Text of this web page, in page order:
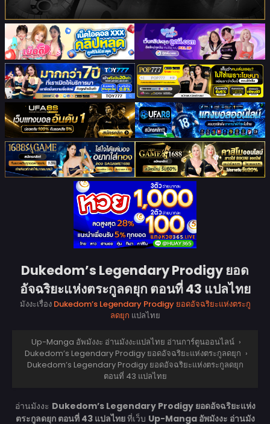
Dukedom’s Legendary Prodigy ยอด
อัจฉริยะแห่งตระกูลดยุก ตอนที่ 43 แปลไทย
มังงะเรื่อง Dukedom’s Legendary Prodigy ยอดอัจฉริยะแห่งตระกู
ลดยุก แปลไทย
Up-Manga อัพมังงะ อ่านมังงะแปลไทย อ่านการ์ตูนออนไลน์ ›
Dukedom’s Legendary Prodigy ยอดอัจฉริยะแห่งตระกูลดยุก ›
Dukedom’s Legendary Prodigy ยอดอัจฉริยะแห่งตระกูลดยุก
ตอนที่ 43 แปลไทย
อ่านมังงะ Dukedom’s Legendary Prodigy ยอดอัจฉริยะแห่ง
ตระกูลดยุก ตอนที่ 43 แปลไทยที่เว็บ Up-Manga อัพมังงะ อ่านมัง